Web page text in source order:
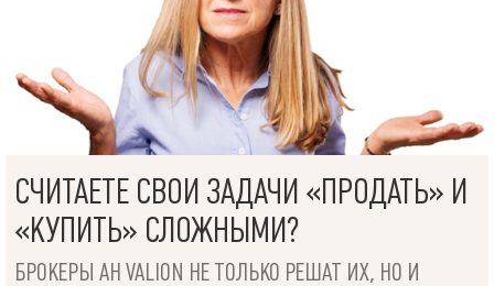
СЧИТАЕТЕ СВОИ ЗАДАЧИ «ПРОДАТЬ» И
«КУПИТЬ» СЛОЖНЫМИ?
БРОКЕРЫ АН VALION НЕ ТОЛЬКО РЕШАТ ИХ, НО И